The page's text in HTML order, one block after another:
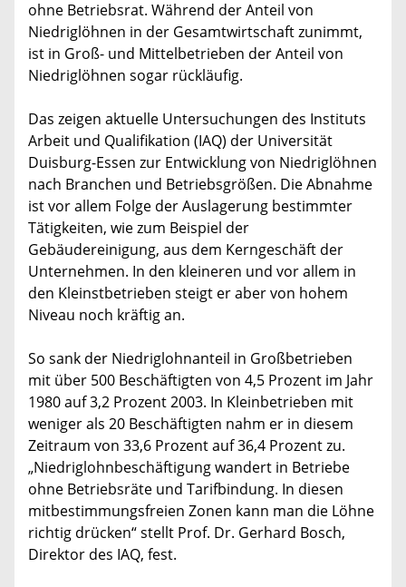
ohne Betriebsrat. Während der Anteil von
Niedriglöhnen in der Gesamtwirtschaft zunimmt,
ist in Groß- und Mittelbetrieben der Anteil von
Niedriglöhnen sogar rückläufig.
Das zeigen aktuelle Untersuchungen des Instituts
Arbeit und Qualifikation (IAQ) der Universität
Duisburg-Essen zur Entwicklung von Niedriglöhnen
nach Branchen und Betriebsgrößen. Die Abnahme
ist vor allem Folge der Auslagerung bestimmter
Tätigkeiten, wie zum Beispiel der
Gebäudereinigung, aus dem Kerngeschäft der
Unternehmen. In den kleineren und vor allem in
den Kleinstbetrieben steigt er aber von hohem
Niveau noch kräftig an.
So sank der Niedriglohnanteil in Großbetrieben
mit über 500 Beschäftigten von 4,5 Prozent im Jahr
1980 auf 3,2 Prozent 2003. In Kleinbetrieben mit
weniger als 20 Beschäftigten nahm er in diesem
Zeitraum von 33,6 Prozent auf 36,4 Prozent zu.
„Niedriglohnbeschäftigung wandert in Betriebe
ohne Betriebsräte und Tarifbindung. In diesen
mitbestimmungsfreien Zonen kann man die Löhne
richtig drücken“ stellt Prof. Dr. Gerhard Bosch,
Direktor des IAQ, fest.